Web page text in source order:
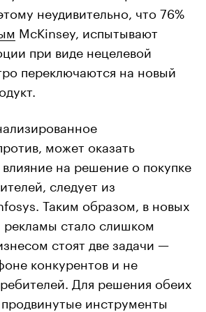
неудивительно, что 76%
McKinsey, испытывают
при виде нецелевой
переключаются на новый
может оказать
на решение о покупке
следует из
Таким образом, в новых
рекламы стало слишком
стоят две задачи —
конкурентов и не
Для решения обеих
инструменты